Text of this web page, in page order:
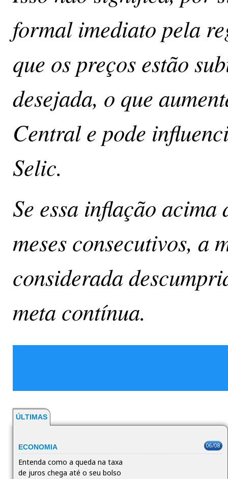
formal imediato pela
que os preços estão
desejada, o que
Central e pode
Selic.
Se essa inflação
meses consecutivos, a
considerada
meta contínua.
ÚLTIMAS
ECONOMIA 06/08
Entenda como a queda na taxa
de juros chega até o seu bolso